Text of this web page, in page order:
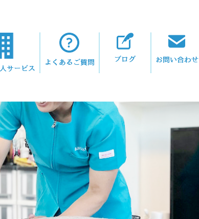
サービス
よくあるご質問 ブログ お問い合わせ